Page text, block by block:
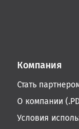
Компания
Стать
О компании
Условия